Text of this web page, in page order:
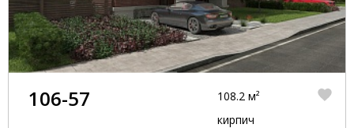
106-57
108.2 м²
кирпич